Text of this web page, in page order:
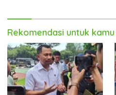
Rekomendasi untuk kamu